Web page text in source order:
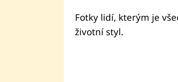
Fotky lidí, kterým je
životní styl.